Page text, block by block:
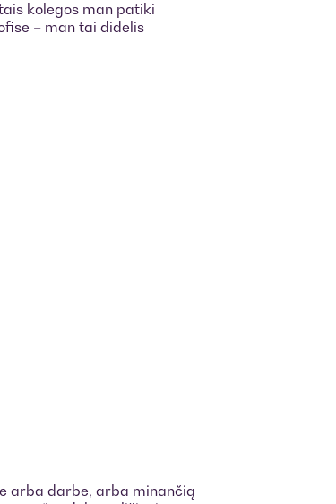
kolegos man patiki
– man tai didelis
arba darbe, arba minančią